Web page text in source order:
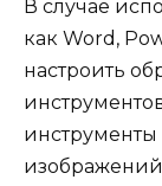
В случае
как Word,
настроить